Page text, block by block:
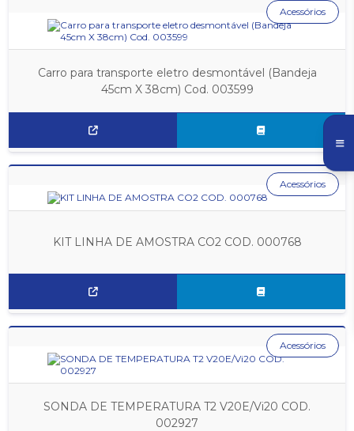
Carro para transporte eletro desmontável (Bandeja
45cm X 38cm) Cod. 003599
Acessórios
KIT LINHA DE AMOSTRA CO2 COD. 000768
Acessórios
SONDA DE TEMPERATURA T2 V20E/Vi20 COD.
002927
Acessórios